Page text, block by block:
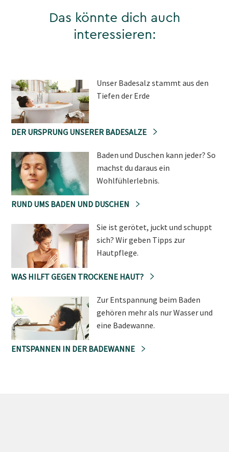
Das könnte dich auch
interessieren:
Unser Badesalz stammt aus den
Tiefen der Erde
DER URSPRUNG UNSERER BADESALZE
Baden und Duschen kann jeder? So
machst du daraus ein
Wohlfühlerlebnis.
RUND UMS BADEN UND DUSCHEN
Sie ist gerötet, juckt und schuppt
sich? Wir geben Tipps zur
Hautpflege.
WAS HILFT GEGEN TROCKENE HAUT?
Zur Entspannung beim Baden
gehören mehr als nur Wasser und
eine Badewanne.
ENTSPANNEN IN DER BADEWANNE